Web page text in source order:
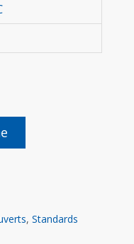
, Standards